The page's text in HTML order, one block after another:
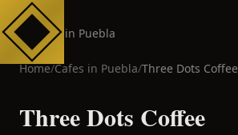
Cafes in Puebla
Home/Cafes in Puebla/Three Dots Coffee
Three Dots Coffee